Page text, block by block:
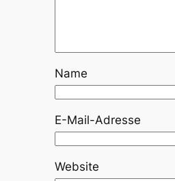
Name
E-Mail-Adresse
Website